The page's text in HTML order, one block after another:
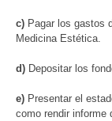
c) Pagar los gastos
Medicina Estética.
d) Depositar los
e) Presentar el
como rendir informe